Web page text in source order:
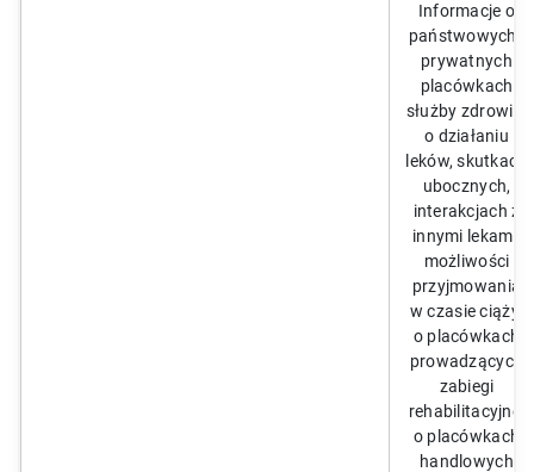
Informacje o
państwowych i
prywatnych
placówkach
służby zdrowia;
o działaniu
leków, skutkach
ubocznych,
interakcjach z
innymi lekami,
możliwości
przyjmowania
w czasie ciąży;
o placówkach
prowadzących
zabiegi
rehabilitacyjne,
o placówkach
handlowych